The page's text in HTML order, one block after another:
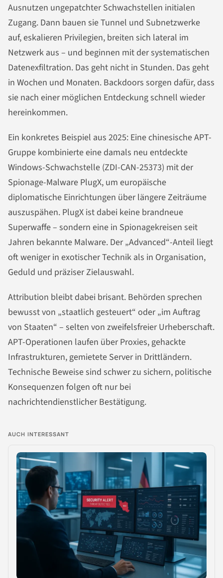
Ausnutzen ungepatchter Schwachstellen initialen
Zugang. Dann bauen sie Tunnel und Subnetzwerke
auf, eskalieren Privilegien, breiten sich lateral im
Netzwerk aus – und beginnen mit der systematischen
Datenexfiltration. Das geht nicht in Stunden. Das geht
in Wochen und Monaten. Backdoors sorgen dafür, dass
sie nach einer möglichen Entdeckung schnell wieder
hereinkommen.
Ein konkretes Beispiel aus 2025: Eine chinesische APT-
Gruppe kombinierte eine damals neu entdeckte
Windows-Schwachstelle (ZDI-CAN-25373) mit der
Spionage-Malware PlugX, um europäische
diplomatische Einrichtungen über längere Zeiträume
auszuspähen. PlugX ist dabei keine brandneue
Superwaffe – sondern eine in Spionagekreisen seit
Jahren bekannte Malware. Der „Advanced“-Anteil liegt
oft weniger in exotischer Technik als in Organisation,
Geduld und präziser Zielauswahl.
Attribution bleibt dabei brisant. Behörden sprechen
bewusst von „staatlich gesteuert“ oder „im Auftrag
von Staaten“ – selten von zweifelsfreier Urheberschaft.
APT-Operationen laufen über Proxies, gehackte
Infrastrukturen, gemietete Server in Drittländern.
Technische Beweise sind schwer zu sichern, politische
Konsequenzen folgen oft nur bei
nachrichtendienstlicher Bestätigung.
AUCH INTERESSANT